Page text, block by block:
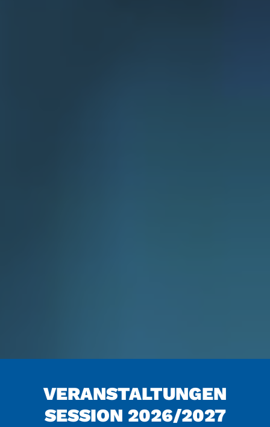
VERAN­STAL­TUNGEN
SESSION 2026/2027